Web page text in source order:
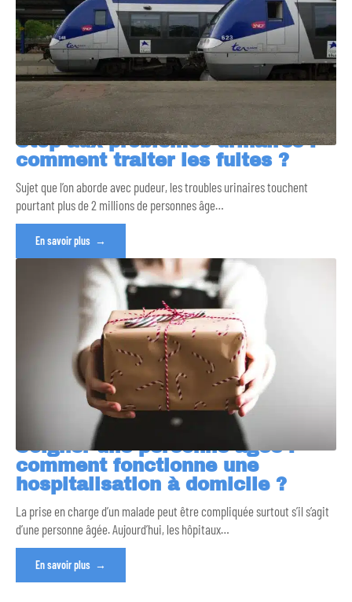
Stop aux problèmes urinaires :
comment traiter les fuites ?
Sujet que l’on aborde avec pudeur, les troubles urinaires touchent
pourtant plus de 2 millions de personnes âge…
En savoir plus
Soigner une personne âgée :
comment fonctionne une
hospitalisation à domicile ?
La prise en charge d’un malade peut être compliquée surtout s’il s’agit
d’une personne âgée. Aujourd’hui, les hôpitaux…
En savoir plus